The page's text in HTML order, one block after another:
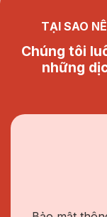
TẠI SAO
Chúng tôi
những